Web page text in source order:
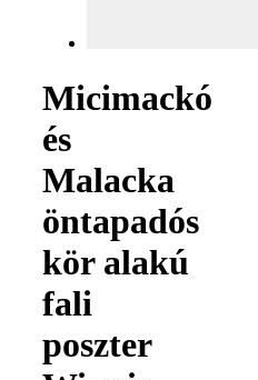
Micimackó
és
Malacka
öntapadós
kör alakú
fali
poszter